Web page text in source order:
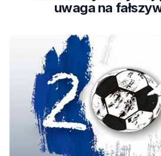
uwaga na